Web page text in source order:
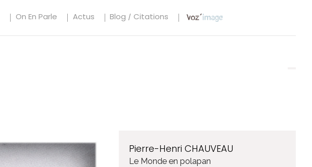
On En Parle Actus Blog / Citations
Pierre-Henri CHAUVEAU
Le Monde en polapan